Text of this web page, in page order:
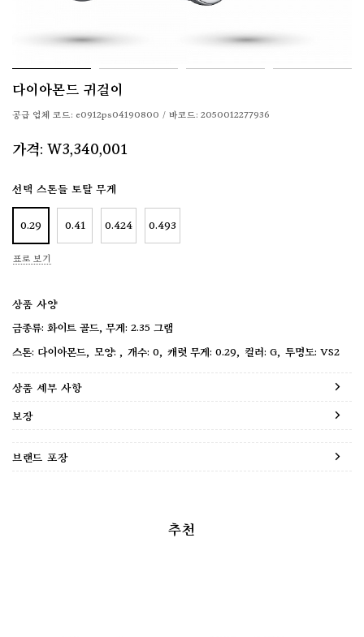
다이아몬드 귀걸이
공급 업체 코드: e0912ps04190800 / 바코드: 2050012277936
가격: W3,340,001
선택 스톤들 토탈 무게
0.29 0.41 0.424 0.493
표로 보기
상품 사양
금종류: 화이트 골드, 무게: 2.35 그램
다이아몬드
0 0.29 G VS2
상품 세부 사항
보장
브랜드 포장
추천